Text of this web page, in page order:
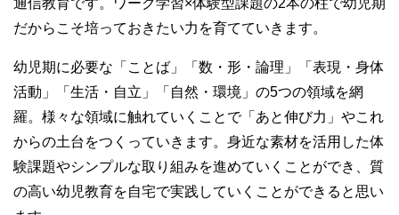
だからこそ培っておきたい力を育てていきます。
幼児期に必要な「ことば」「数・形・論理」「表現・身体
活動」「生活・自立」「自然・環境」の5つの領域を網
羅。様々な領域に触れていくことで「あと伸び力」やこれ
からの土台をつくっていきます。身近な素材を活用した体
験課題やシンプルな取り組みを進めていくことができ、質
の高い幼児教育を自宅で実践していくことができると思い